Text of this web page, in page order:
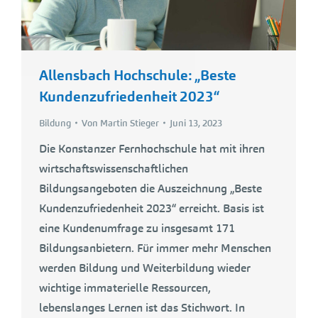
Allensbach Hochschule: „Beste
Kundenzufriedenheit 2023“
Bildung Von Martin Stieger Juni 13, 2023
Die Konstanzer Fernhochschule hat mit ihren
wirtschaftswissenschaftlichen
Bildungsangeboten die Auszeichnung „Beste
Kundenzufriedenheit 2023“ erreicht. Basis ist
eine Kundenumfrage zu insgesamt 171
Bildungsanbietern. Für immer mehr Menschen
werden Bildung und Weiterbildung wieder
wichtige immaterielle Ressourcen,
lebenslanges Lernen ist das Stichwort. In